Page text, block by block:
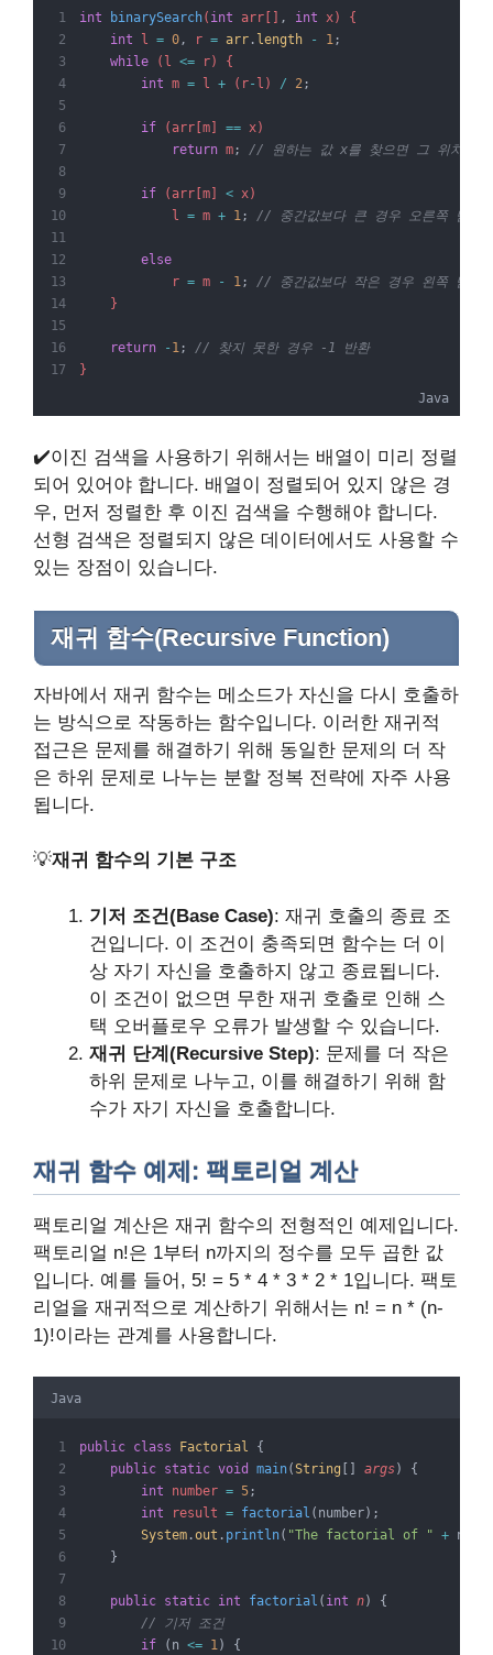
int binarySearch( int arr[] , int x) {
int l = 0 , r = arr . length - 1 ;
while (l <= r) {
int m = l + (r- l) / 2 ;
if (arr[m] == x)
return m ; // 원하는 값 x를 찾으면 그 위치를
if (arr[m] < x)
            l
= m + 1 ; // 중간값보다 큰 경우 오른쪽 탐색
else
            r
= m - 1 ;
// 중간값보다 작은 경우 왼쪽 탐색
    }
return - 1 ;
// 찾지 못한 경우 -1 반환
}
Java
✔️이진 검색을 사용하기 위해서는 배열이 미리 정렬
되어 있어야 합니다. 배열이 정렬되어 있지 않은 경
우, 먼저 정렬한 후 이진 검색을 수행해야 합니다.
선형 검색은 정렬되지 않은 데이터에서도 사용할 수
있는 장점이 있습니다.
재귀 함수(Recursive Function)
자바에서 재귀 함수는 메소드가 자신을 다시 호출하
는 방식으로 작동하는 함수입니다. 이러한 재귀적
접근은 문제를 해결하기 위해 동일한 문제의 더 작
은 하위 문제로 나누는 분할 정복 전략에 자주 사용
됩니다.
💡재귀 함수의 기본 구조
기저 조건(Base Case): 재귀 호출의 종료 조
건입니다. 이 조건이 충족되면 함수는 더 이
상 자기 자신을 호출하지 않고 종료됩니다.
이 조건이 없으면 무한 재귀 호출로 인해 스
택 오버플로우 오류가 발생할 수 있습니다.
재귀 단계(Recursive Step): 문제를 더 작은
하위 문제로 나누고, 이를 해결하기 위해 함
수가 자기 자신을 호출합니다.
재귀 함수 예제: 팩토리얼 계산
팩토리얼 계산은 재귀 함수의 전형적인 예제입니다.
팩토리얼 n!은 1부터 n까지의 정수를 모두 곱한 값
입니다. 예를 들어, 5! = 5 * 4 * 3 * 2 * 1입니다. 팩토
리얼을 재귀적으로 계산하기 위해서는 n! = n * (n-
1)!이라는 관계를 사용합니다.
Java
public class Factorial
{
public static void main(String [] args)
{
int
number = 5;
int
result = factorial (number);
System .out . println( "The factorial of " +
    }
public static int factorial ( int n)
{
// 기저 조건
if (n <= 1) {